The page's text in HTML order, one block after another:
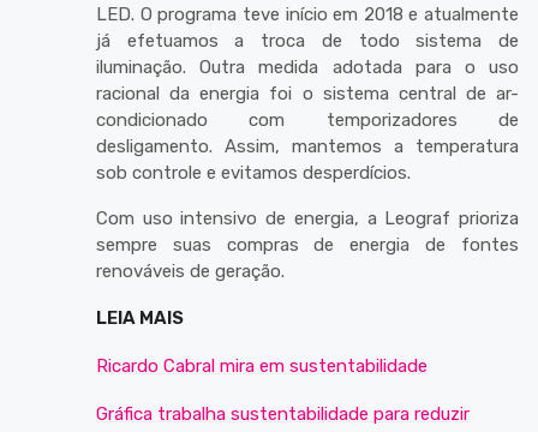
LED. O programa teve início em 2018 e atualmente
já efetuamos a troca de todo sistema de
iluminação. Outra medida adotada para o uso
racional da energia foi o sistema central de ar-
condicionado com temporizadores de
desligamento. Assim, mantemos a temperatura
sob controle e evitamos desperdícios.
Com uso intensivo de energia, a Leograf prioriza
sempre suas compras de energia de fontes
renováveis de geração.
LEIA MAIS
Ricardo Cabral mira em sustentabilidade
Gráfica trabalha sustentabilidade para reduzir